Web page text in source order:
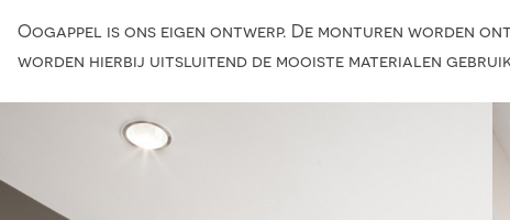
Oogappel is ons eigen ontwerp. De monturen worden
worden hierbij uitsluitend de mooiste materialen